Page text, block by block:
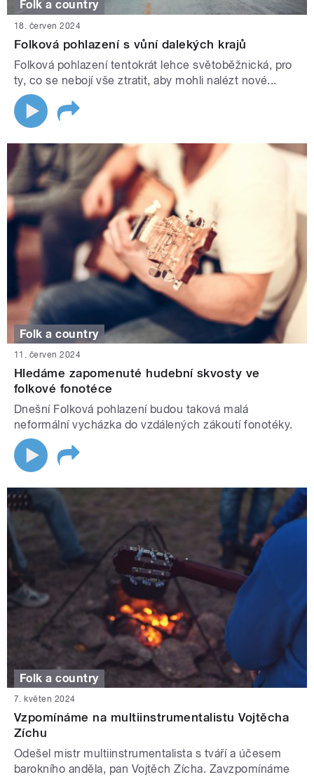
Folk a country
18. červen 2024
Folková pohlazení s vůní dalekých krajů
Folková pohlazení tentokrát lehce světoběžnická, pro
ty, co se nebojí vše ztratit, aby mohli nalézt nové...
Folk a country
11. červen 2024
Hledáme zapomenuté hudební skvosty ve
folkové fonotéce
Dnešní Folková pohlazení budou taková malá
neformální vycházka do vzdálených zákoutí fonotéky.
Folk a country
7. květen 2024
Vzpomínáme na multiinstrumentalistu Vojtěcha
Zíchu
Odešel mistr multiinstrumentalista s tváří a účesem
barokního anděla, pan Vojtěch Zícha. Zavzpomínáme